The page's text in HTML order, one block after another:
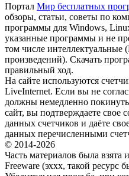
Портал Мир бесплатных
обзоры, статьи, советы по
программы для Windows,
указанные программы и не
том числе интеллектуальные
произведений). Скачать
правильный ход.
На сайте используются
LiveInternet. Если вы не
должны немедленно
сайт, вы подтверждаете свое
данных счетчиков и даёте
данных перечисленными
© 2014-2026
Часть материалов была взята
Freeware (эххх, такой ресурс